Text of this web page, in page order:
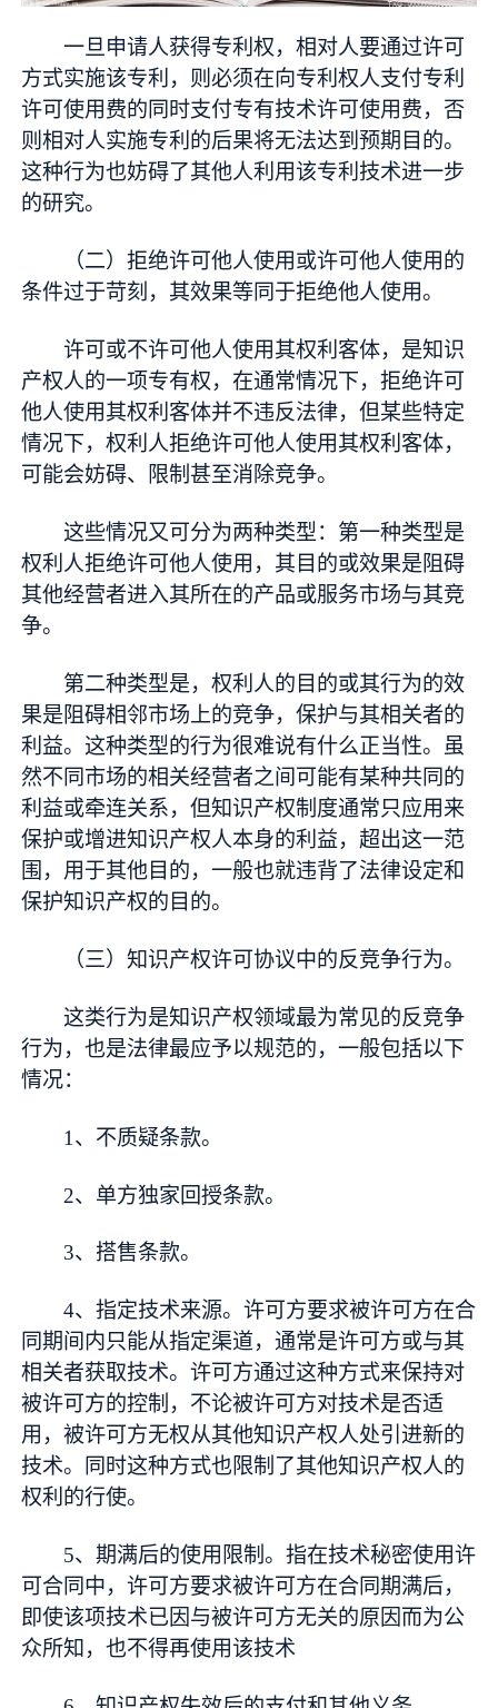
一旦申请人获得专利权，相对人要通过许可
方式实施该专利，则必须在向专利权人支付专利
许可使用费的同时支付专有技术许可使用费，否
则相对人实施专利的后果将无法达到预期目的。
这种行为也妨碍了其他人利用该专利技术进一步
的研究。
（二）拒绝许可他人使用或许可他人使用的
条件过于苛刻，其效果等同于拒绝他人使用。
许可或不许可他人使用其权利客体，是知识
产权人的一项专有权，在通常情况下，拒绝许可
他人使用其权利客体并不违反法律，但某些特定
情况下，权利人拒绝许可他人使用其权利客体，
可能会妨碍、限制甚至消除竞争。
这些情况又可分为两种类型：第一种类型是
权利人拒绝许可他人使用，其目的或效果是阻碍
其他经营者进入其所在的产品或服务市场与其竞
争。
第二种类型是，权利人的目的或其行为的效
果是阻碍相邻市场上的竞争，保护与其相关者的
利益。这种类型的行为很难说有什么正当性。虽
然不同市场的相关经营者之间可能有某种共同的
利益或牵连关系，但知识产权制度通常只应用来
保护或增进知识产权人本身的利益，超出这一范
围，用于其他目的，一般也就违背了法律设定和
保护知识产权的目的。
（三）知识产权许可协议中的反竞争行为。
这类行为是知识产权领域最为常见的反竞争
行为，也是法律最应予以规范的，一般包括以下
情况：
1、不质疑条款。
2、单方独家回授条款。
3、搭售条款。
4、指定技术来源。许可方要求被许可方在合
同期间内只能从指定渠道，通常是许可方或与其
相关者获取技术。许可方通过这种方式来保持对
被许可方的控制，不论被许可方对技术是否适
用，被许可方无权从其他知识产权人处引进新的
技术。同时这种方式也限制了其他知识产权人的
权利的行使。
5、期满后的使用限制。指在技术秘密使用许
可合同中，许可方要求被许可方在合同期满后，
即使该项技术已因与被许可方无关的原因而为公
众所知，也不得再使用该技术